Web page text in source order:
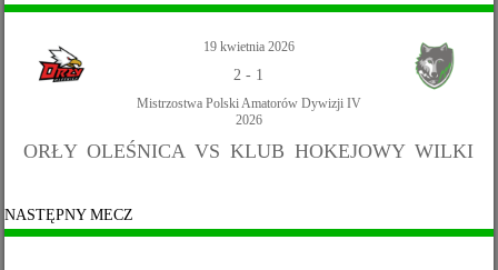
19 kwietnia 2026
2 - 1
Mistrzostwa Polski Amatorów Dywizji IV
2026
ORŁY OLEŚNICA VS KLUB HOKEJOWY WILKI
NASTĘPNY MECZ